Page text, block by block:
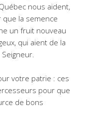
nous aident,
la semence
un fruit nouveau
qui aient de la
votre patrie : ces
pour que
de bons